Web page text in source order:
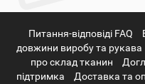
Питання-відповіді FAQ
довжини виробу та рукава
про склад тканин
підтримка
Доставка та